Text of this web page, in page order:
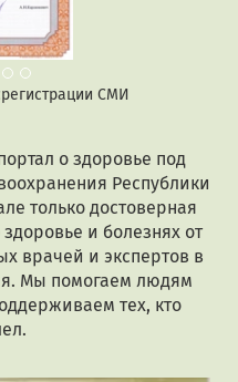
СМИ
о здоровье под
Республики
только достоверная
и болезнях от
врачей и экспертов в
Мы помогаем людям
тех, кто